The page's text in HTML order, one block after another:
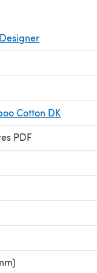
Cotton DK
PDF